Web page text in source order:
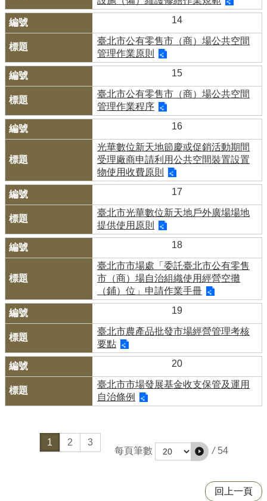
14
臺北市公有零售市（商）場公共空間
管理作業原則
15
臺北市公有零售市（商）場公共空間
管理作業程序
16
光華數位新天地節慶或促銷活動期間
受理廠商申請利用公共空間裝置設置
物使用收費原則
17
臺北市光華數位新天地戶外廣場場地
提供使用原則
18
臺北市市場處「委託臺北市公有零售
市（商）場自治組織使用經營空攤
（鋪）位」申請作業手冊
19
臺北市農產品批發市場經營管理考核
要點
20
臺北市市場發展基金收支保管及運用
自治條例
1 2
3
每頁筆數
/ 54
回上一頁